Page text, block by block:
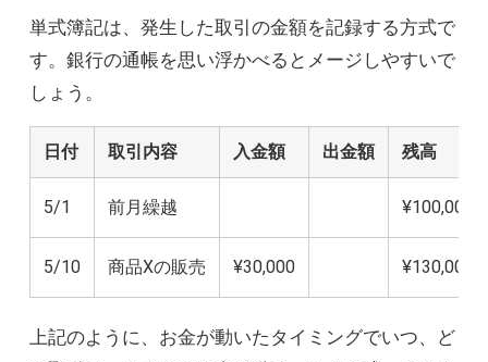
単式簿記は、発生した取引の金額を記録する方式で
す。銀行の通帳を思い浮かべるとメージしやすいで
しょう。
日付 取引内容 入金額 出金額 残高
5/1 前月繰越 ¥100,000
5/10 商品Xの販売 ¥30,000 ¥130,000
上記のように、お金が動いたタイミングでいつ、ど